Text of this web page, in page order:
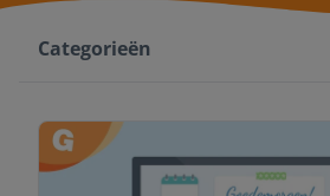
Categorieën